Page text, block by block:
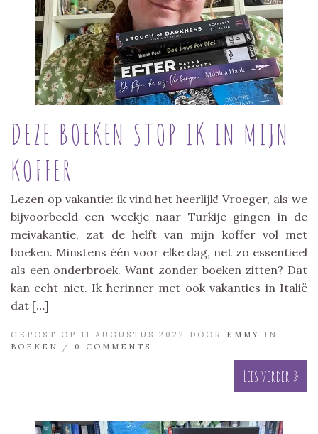
DEZE BOEKEN STOP IK IN MIJN
KOFFER
Lezen op vakantie: ik vind het heerlijk! Vroeger, als we
bijvoorbeeld een weekje naar Turkije gingen in de
meivakantie, zat de helft van mijn koffer vol met
boeken. Minstens één voor elke dag, net zo essentieel
als een onderbroek. Want zonder boeken zitten? Dat
kan echt niet. Ik herinner met ook vakanties in Italië
dat […]
GEPOST OP 11 AUGUSTUS 2022 DOOR EMMY
IN
BOEKEN
/ 0 COMMENTS
Lees verder »